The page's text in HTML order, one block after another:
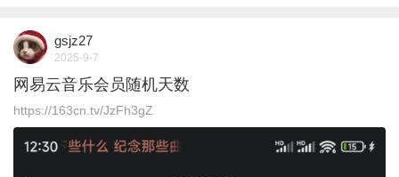
gsjz27
2025-9-7
网易云音乐会员随机天数
https://163cn.tv/JzFh3gZ